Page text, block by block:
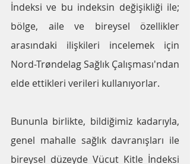
İndeksi ve bu indeksin değişikliği ile;
bölge, aile ve bireysel özellikler
arasındaki ilişkileri incelemek için
Nord-Trøndelag Sağlık Çalışması'ndan
elde ettikleri verileri kullanıyorlar.
Bununla birlikte, bildiğimiz kadarıyla,
genel mahalle sağlık davranışları ile
bireysel düzeyde Vücut Kitle İndeksi